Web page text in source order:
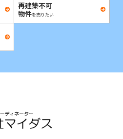
再建築不可
物件を売りたい